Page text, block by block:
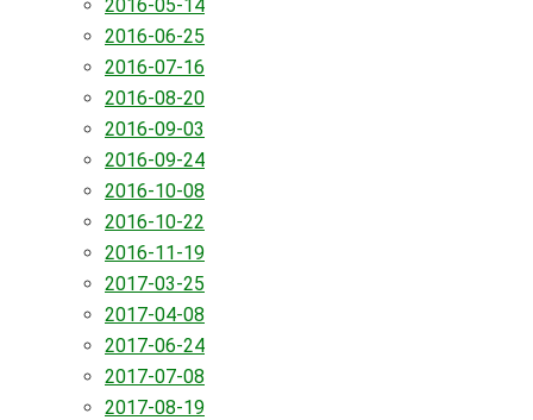
2016-05-14
2016-06-25
2016-07-16
2016-08-20
2016-09-03
2016-09-24
2016-10-08
2016-10-22
2016-11-19
2017-03-25
2017-04-08
2017-06-24
2017-07-08
2017-08-19